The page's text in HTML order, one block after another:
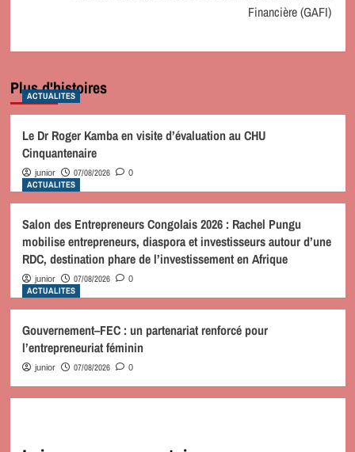
Financière (GAFI)
Plus d'histoires
ACTUALITES
Le Dr Roger Kamba en visite d’évaluation au CHU
Cinquantenaire
junior 07/08/2026 0
ACTUALITES
Salon des Entrepreneurs Congolais 2026 : Rachel Pungu
mobilise entrepreneurs, diaspora et investisseurs autour d’une
RDC, destination phare de l’investissement en Afrique
junior 07/08/2026 0
ACTUALITES
Gouvernement–FEC : un partenariat renforcé pour
l’entrepreneuriat féminin
junior 07/08/2026 0